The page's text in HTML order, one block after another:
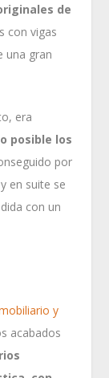
de
con vigas
una gran
era
posible los
por
en suite se
con un
y
acabados